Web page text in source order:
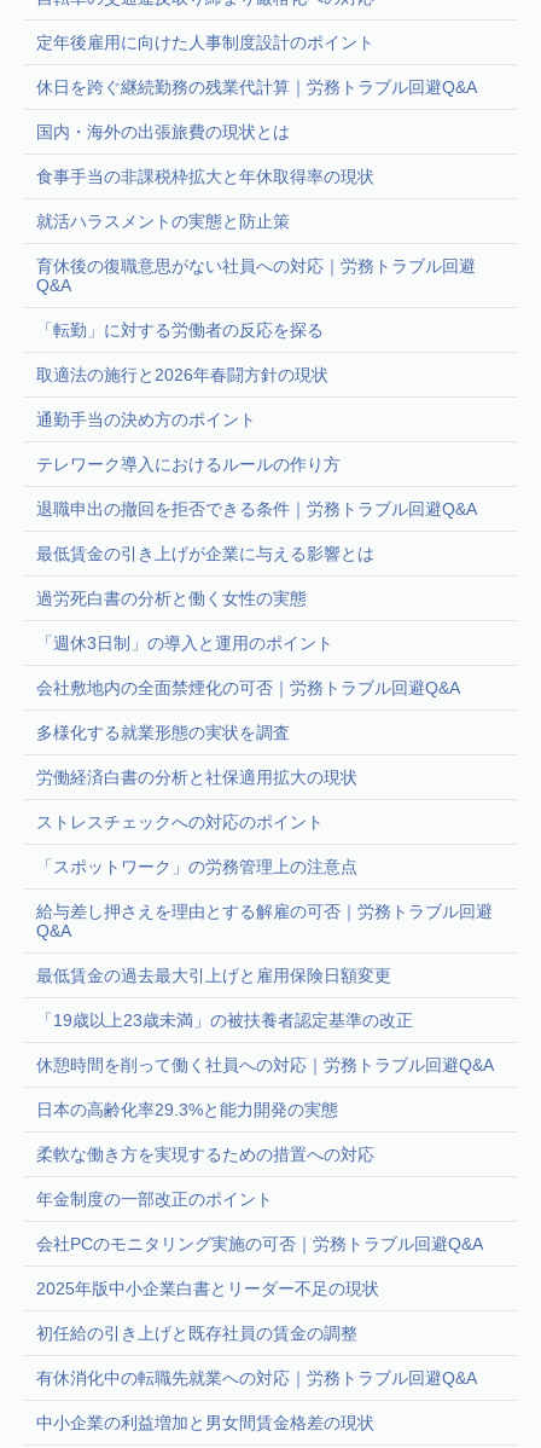
定年後雇用に向けた人事制度設計のポイント
休日を跨ぐ継続勤務の残業代計算｜労務トラブル回避Q&A
国内・海外の出張旅費の現状とは
食事手当の非課税枠拡大と年休取得率の現状
就活ハラスメントの実態と防止策
育休後の復職意思がない社員への対応｜労務トラブル回避
Q&A
「転勤」に対する労働者の反応を探る
取適法の施行と2026年春闘方針の現状
通勤手当の決め方のポイント
テレワーク導入におけるルールの作り方
退職申出の撤回を拒否できる条件｜労務トラブル回避Q&A
最低賃金の引き上げが企業に与える影響とは
過労死白書の分析と働く女性の実態
「週休3日制」の導入と運用のポイント
会社敷地内の全面禁煙化の可否｜労務トラブル回避Q&A
多様化する就業形態の実状を調査
労働経済白書の分析と社保適用拡大の現状
ストレスチェックへの対応のポイント
「スポットワーク」の労務管理上の注意点
給与差し押さえを理由とする解雇の可否｜労務トラブル回避
Q&A
最低賃金の過去最大引上げと雇用保険日額変更
「19歳以上23歳未満」の被扶養者認定基準の改正
休憩時間を削って働く社員への対応｜労務トラブル回避Q&A
日本の高齢化率29.3%と能力開発の実態
柔軟な働き方を実現するための措置への対応
年金制度の一部改正のポイント
会社PCのモニタリング実施の可否｜労務トラブル回避Q&A
2025年版中小企業白書とリーダー不足の現状
初任給の引き上げと既存社員の賃金の調整
有休消化中の転職先就業への対応｜労務トラブル回避Q&A
中小企業の利益増加と男女間賃金格差の現状